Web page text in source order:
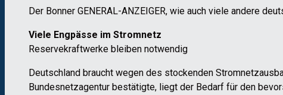
Der Bonner GENERAL-ANZEIGER, wie auch viele andere
Viele Engpässe im Stromnetz
Reservekraftwerke bleiben notwendig
Deutschland braucht wegen des stockenden
Bundesnetzagentur bestätigte, liegt der Bedarf für den